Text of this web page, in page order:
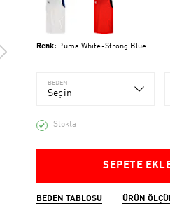
Renk: Puma White-Strong Blue
BEDEN
Seçin
Stokta
SEPETE
BEDEN TABLOSU ÜRÜN